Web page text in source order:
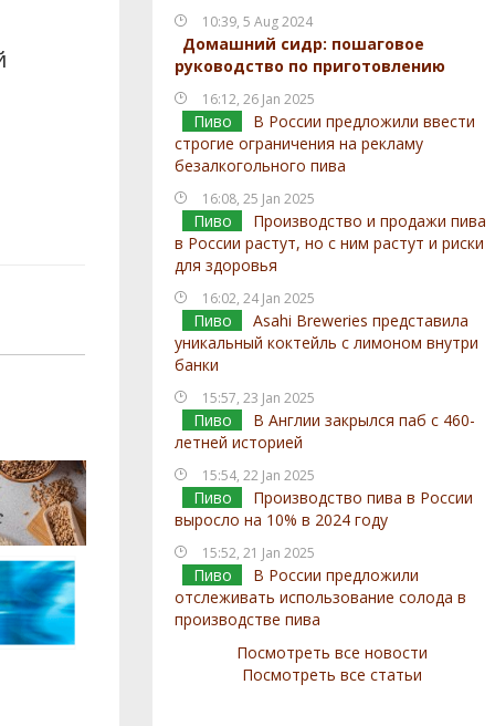
10:39, 5 Aug 2024
Домашний сидр: пошаговое
руководство по приготовлению
16:12, 26 Jan 2025
Пиво
В России предложили ввести
строгие ограничения на рекламу
безалкогольного пива
16:08, 25 Jan 2025
Пиво
Производство и продажи пива
в России растут, но с ним растут и риски
для здоровья
16:02, 24 Jan 2025
Пиво
Asahi Breweries представила
уникальный коктейль с лимоном внутри
банки
15:57, 23 Jan 2025
Пиво
В Англии закрылся паб с 460-
летней историей
15:54, 22 Jan 2025
Пиво
Производство пива в России
выросло на 10% в 2024 году
15:52, 21 Jan 2025
Пиво
В России предложили
отслеживать использование солода в
производстве пива
Посмотреть все новости
Посмотреть все статьи